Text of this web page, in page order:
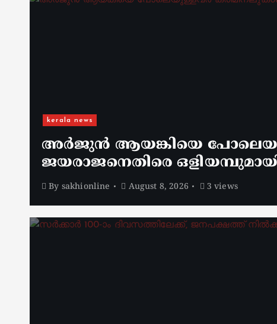
kerala news
അർജുൻ ആയങ്കിയെ
ജയരാജനെതിരെ
By sakhionline August 8, 2026 3 views